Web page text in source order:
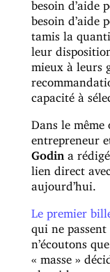
besoin d’aide
besoin d’aide
tamis la
leur
mieux à leurs
capacité à
Dans le même
entrepreneur
Godin
a
lien direct
aujourd’hui.
Le premier
qui ne
n’écoutons
« masse »